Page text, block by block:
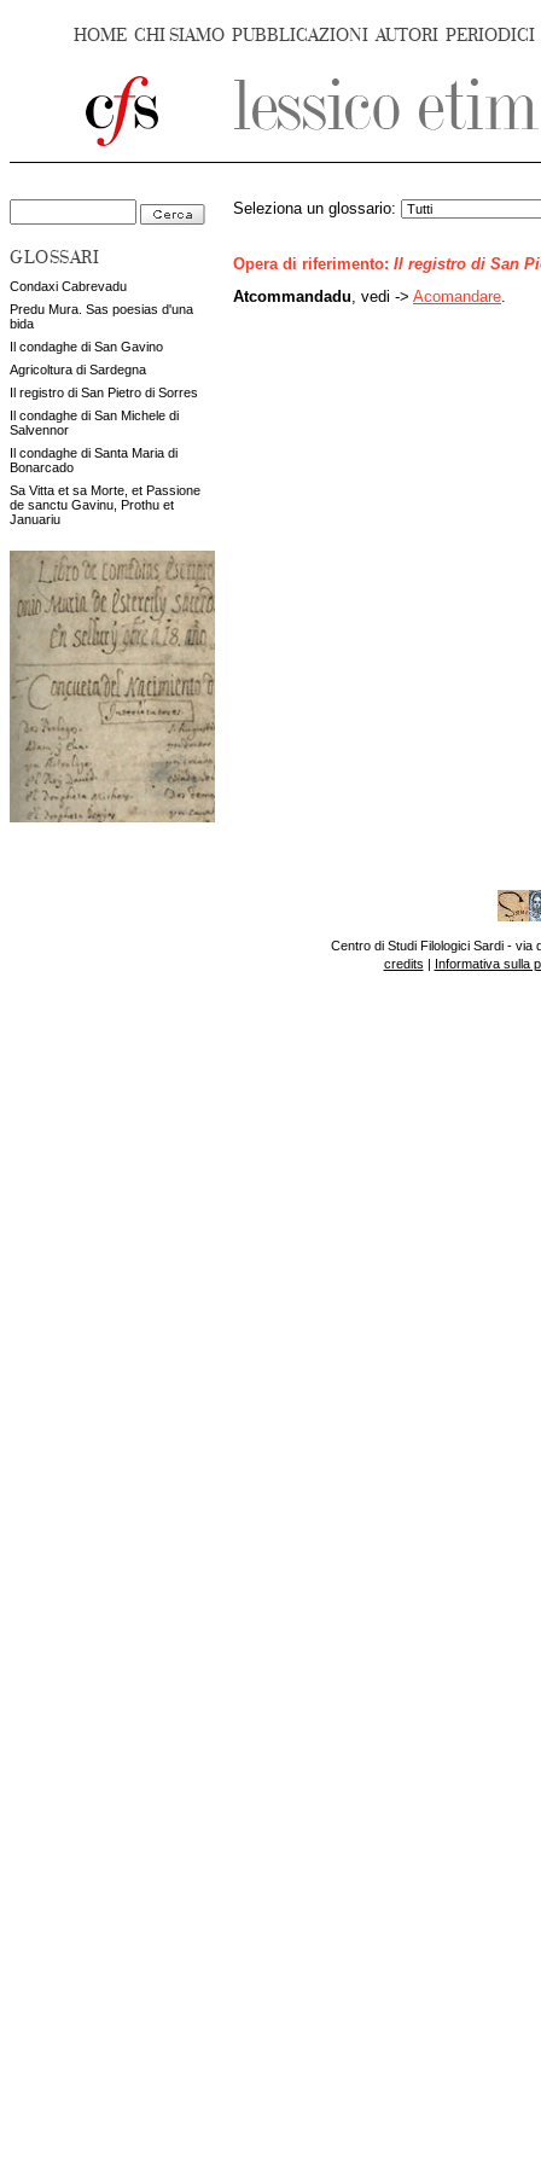
HOME CHI SIAMO PUBBLICAZIONI AUTORI PERIODICI
GLOSSARI
Condaxi Cabrevadu
Predu Mura. Sas poesias d'una
bida
Il condaghe di San Gavino
Agricoltura di Sardegna
Il registro di San Pietro di Sorres
Il condaghe di San Michele di
Salvennor
Il condaghe di Santa Maria di
Bonarcado
Sa Vitta et sa Morte, et Passione
de sanctu Gavinu, Prothu et
Januariu
Seleziona un glossario:
Opera di riferimento: Il registro di San
Atcommandadu , vedi -> Acomandare
Centro di Studi Filologici Sardi - via
credits | Informativa sulla